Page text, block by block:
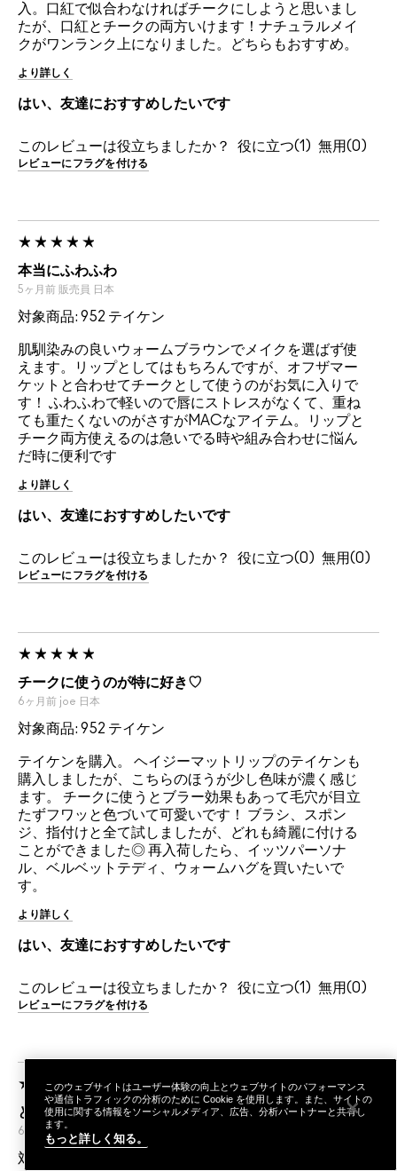
入。口紅で似合わなければチークにしようと思いまし
たが、口紅とチークの両方いけます！ナチュラルメイ
クがワンランク上になりました。どちらもおすすめ。
より詳しく
はい、友達におすすめしたいです
このレビューは役立ちましたか？ 1 0
レビューにフラグを付ける
本当にふわふわ
5ヶ月前 販売員 日本
対象商品: 952 テイケン
肌馴染みの良いウォームブラウンでメイクを選ばず使
えます。リップとしてはもちろんですが、オフザマー
ケットと合わせてチークとして使うのがお気に入りで
す！ ふわふわで軽いので唇にストレスがなくて、重ね
ても重たくないのがさすがMACなアイテム。リップと
チーク両方使えるのは急いでる時や組み合わせに悩ん
だ時に便利です
より詳しく
はい、友達におすすめしたいです
このレビューは役立ちましたか？ 0 0
レビューにフラグを付ける
チークに使うのが特に好き♡
6ヶ月前 joe 日本
対象商品: 952 テイケン
テイケンを購入。 ヘイジーマットリップのテイケンも
購入しましたが、こちらのほうが少し色味が濃く感じ
ます。 チークに使うとブラー効果もあって毛穴が目立
たずフワッと色づいて可愛いです！ ブラシ、スポン
ジ、指付けと全て試しましたが、どれも綺麗に付ける
ことができました◎ 再入荷したら、イッツパーソナ
ル、ベルベットテディ、ウォームハグを買いたいで
す。
より詳しく
はい、友達におすすめしたいです
このレビューは役立ちましたか？ 1 0
レビューにフラグを付ける
とにかくかわいい
6ヶ月前 A. 日本
対象商品: 956 ウォーム ハグ
このウェブサイトはユーザー体験の向上とウェブサイトのパフォーマンス
や通信トラフィックの分析のために Cookie を使用します。また、サイトの
使用に関する情報をソーシャルメディア、広告、分析パートナーと共有し
ます。
もっと詳しく知る。